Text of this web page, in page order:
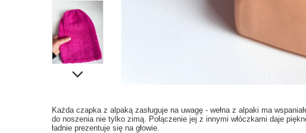
Każda czapka z alpaką zasługuje na uwagę - wełna z alpaki ma
do noszenia nie tylko zimą. Połączenie jej z innymi włóczkami daje
ładnie prezentuje się na głowie.